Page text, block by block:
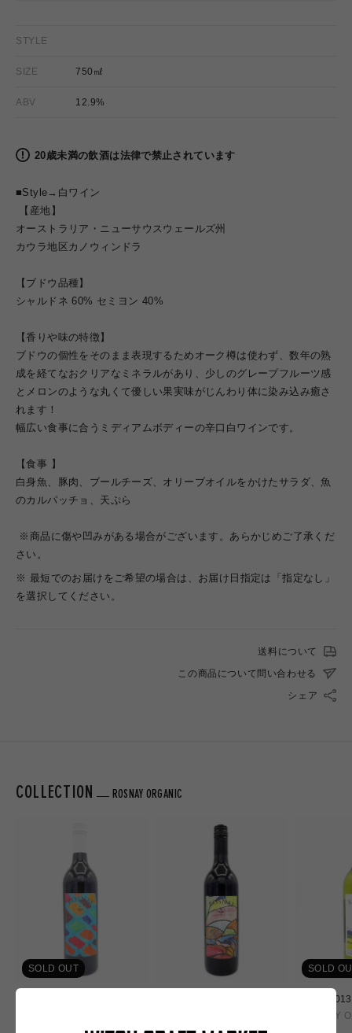
STYLE
SIZE 750㎖
ABV 12.9%
20歳未満の飲酒は法律で禁止されています
■Style→白ワイン
【産地】
オーストラリア・ニューサウスウェールズ州
カウラ地区カノウィンドラ
【ブドウ品種】
シャルドネ 60% セミヨン 40%
【香りや味の特徴】
ブドウの個性をそのまま表現するためオーク樽は使わず、数年の熟
成を経てなおクリアなミネラルがあり、少しのグレープフルーツ感
とメロンのような丸くて優しい果実味がじんわり体に染み込み癒さ
れます！
幅広い食事に合うミディアムボディーの辛口白ワインです。
【食事 】
白身魚、豚肉、ブールチーズ、オリーブオイルをかけたサラダ、魚
のカルパッチョ、天ぷら
※商品に傷や凹みがある場合がございます。あらかじめご了承くだ
さい。
※ 最短でのお届けをご希望の場合は、お届け日指定は「指定なし」
を選択してください。
送料について
この商品について問い合わせる
シェア
COLLECTION ROSNAY ORGANIC
SOLD OUT
ROSNAY ORGANIC
ROSNAY ORGANIC
SOLD
Blanc
ROSNAY